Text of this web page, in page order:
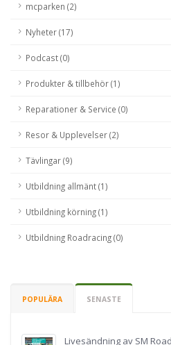
mcparken (2)
Nyheter (17)
Podcast (0)
Produkter & tillbehör (1)
Reparationer & Service (0)
Resor & Upplevelser (2)
Tävlingar (9)
Utbildning allmänt (1)
Utbildning körning (1)
Utbildning Roadracing (0)
POPULÄRA SENASTE
Livesändning av SM